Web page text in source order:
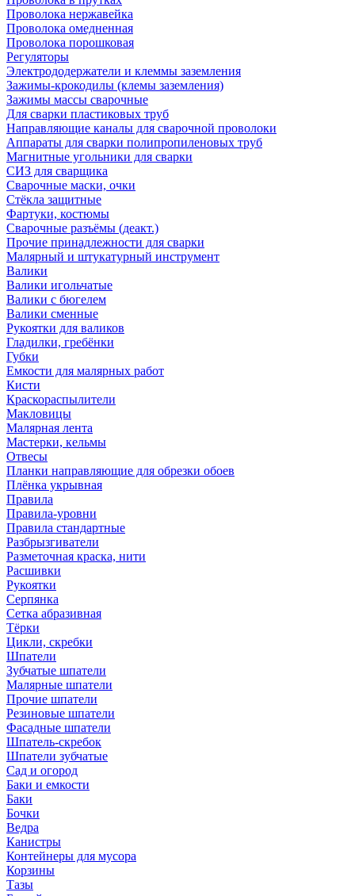
Проволока нержавейка
Проволока омедненная
Проволока порошковая
Регуляторы
Электрододержатели и клеммы заземления
Зажимы-крокодилы (клемы заземления)
Зажимы массы сварочные
Для сварки пластиковых труб
Направляющие каналы для сварочной проволоки
Аппараты для сварки полипропиленовых труб
Магнитные угольники для сварки
СИЗ для сварщика
Сварочные маски, очки
Стёкла защитные
Фартуки, костюмы
Сварочные разъёмы (деакт.)
Прочие принадлежности для сварки
Малярный и штукатурный инструмент
Валики
Валики игольчатые
Валики с бюгелем
Валики сменные
Рукоятки для валиков
Гладилки, гребёнки
Губки
Емкости для малярных работ
Кисти
Краскораспылители
Макловицы
Малярная лента
Мастерки, кельмы
Отвесы
Планки направляющие для обрезки обоев
Плёнка укрывная
Правила
Правила-уровни
Правила стандартные
Разбрызгиватели
Разметочная краска, нити
Расшивки
Рукоятки
Серпянка
Сетка абразивная
Тёрки
Цикли, скребки
Шпатели
Зубчатые шпатели
Малярные шпатели
Прочие шпатели
Резиновые шпатели
Фасадные шпатели
Шпатель-скребок
Шпатели зубчатые
Сад и огород
Баки и емкости
Баки
Бочки
Ведра
Канистры
Контейнеры для мусора
Корзины
Тазы